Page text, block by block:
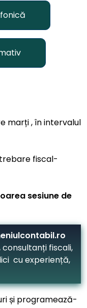
marți , în intervalul
fiscal-
sesiune de
fiscali,
cu experiență,
și programează-